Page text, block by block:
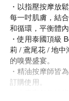
・以指壓按摩放
每一吋肌膚，結
和循環，平衡體內
・使用泰國頂級
莉 / 鳶尾花 / 地
的嗅覺盛宴。
・精油按摩師皆
訂購使用。